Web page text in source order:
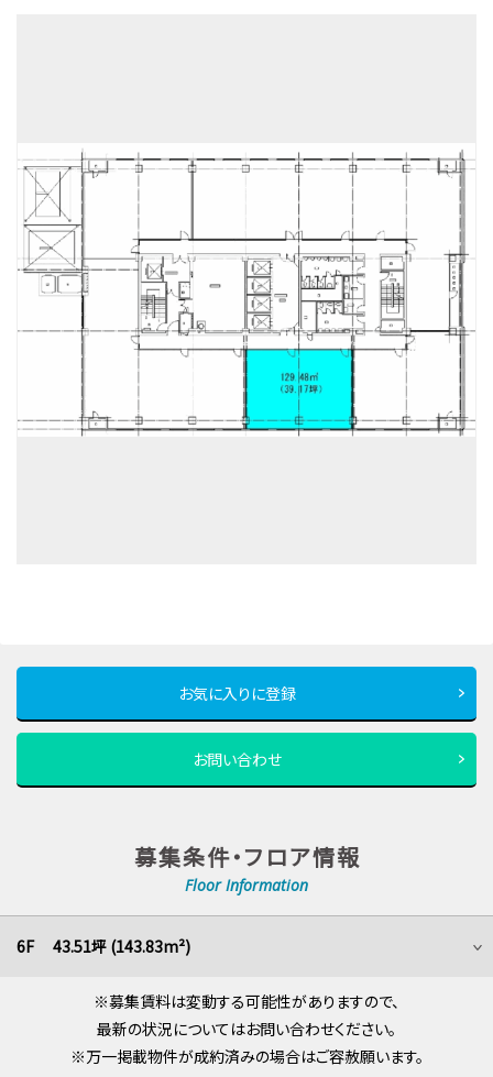
お気に入りに登録
お問い合わせ
募集条件・フロア情報
Floor Information
6F 43.51坪 (143.83m²)
※募集賃料は変動する可能性がありますので、
最新の状況についてはお問い合わせください。
※万一掲載物件が成約済みの場合はご容赦願います。